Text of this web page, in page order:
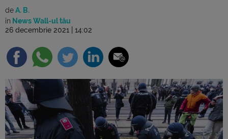
deA. B.
în News Wall-ul tău
26 decembrie 2021 | 14:02